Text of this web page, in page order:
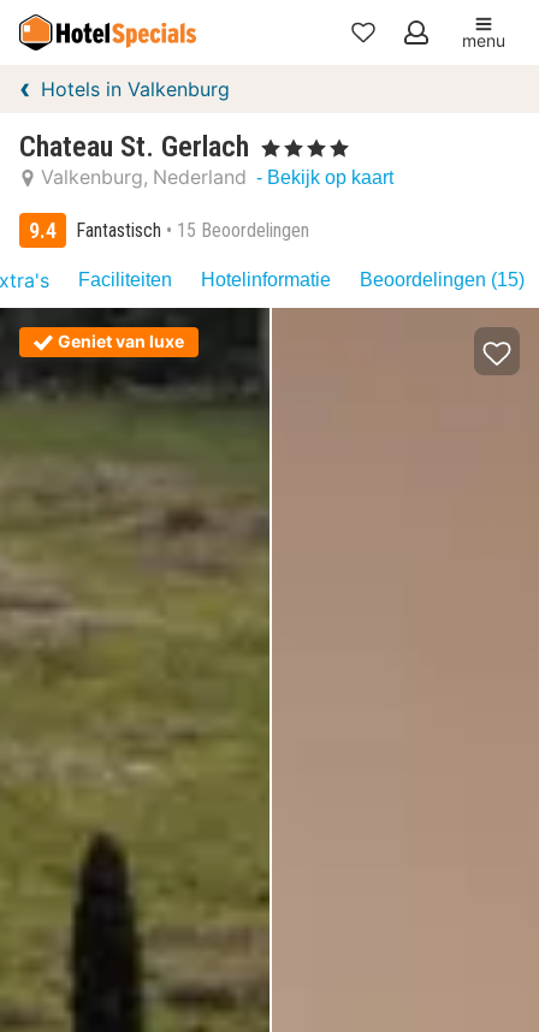
Mijn
menu
Hotels in Valkenburg
Chateau St. Gerlach , 4 Sterren
Valkenburg Nederland - Bekijk op kaart
9.4 Fantastisch 15 Beoordelingen
Faciliteiten Hotelinformatie Beoordelingen (15)
Geniet van luxe